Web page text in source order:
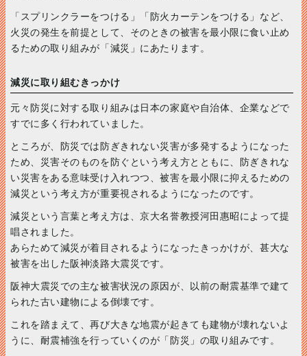
「スプリンクラーをつける」「防火カーテンをつける」など、
火災の発生を前提として、そのときの被害を最小限に食い止め
るための取り組みが「減災」にあたります。
減災に取り組むきっかけ
元々防災に対する取り組みは日本の家庭や自治体、企業などで
すでに多く行われていました。
ところが、防災では防ぎきれない災害が多発するようになった
ため、災害そのものを防ぐという考え方とともに、防ぎきれな
い災害をある意味受け入れつつ、被害を最小限に抑えるための
減災という考え方が重要視されるようになったのです。
減災という言葉と考え方は、京大名誉教授河田惠昭によって提
唱されました。
あらためて減災が着目されるようになったきっかけが、甚大な
被害を出した阪神淡路大震災です。
阪神大震災での主な被害状況の原因が、以前の耐震基準で建て
られた古い建物による倒壊です。
これを踏まえて、再び大きな地震が起きても建物が壊れないよ
うに、耐震補強を行っていくのが「防災」の取り組みです。